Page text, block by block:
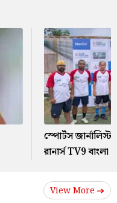
স্পোর্টস জার্নালিস্ট
রানার্স TV9 বাংলা
View More